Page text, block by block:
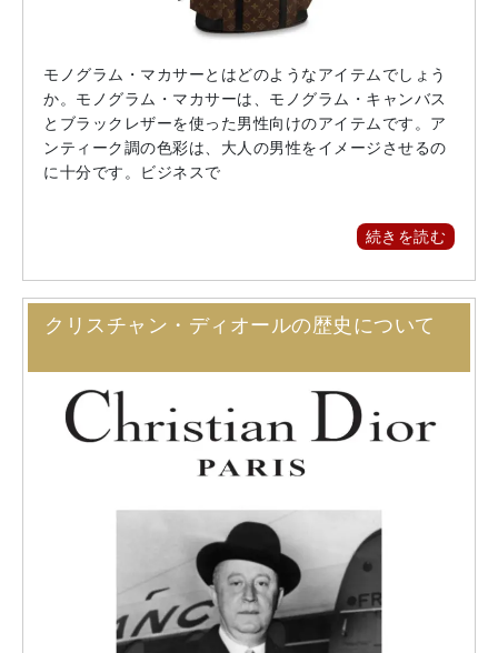
モノグラム・マカサーとはどのようなアイテムでしょう
か。モノグラム・マカサーは、モノグラム・キャンバス
とブラックレザーを使った男性向けのアイテムです。ア
ンティーク調の色彩は、大人の男性をイメージさせるの
に十分です。ビジネスで
続きを読む
クリスチャン・ディオールの歴史について